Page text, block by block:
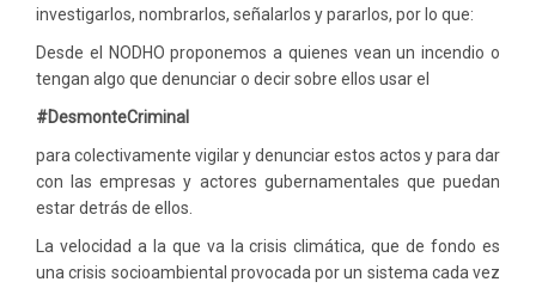
investigarlos, nombrarlos, señalarlos y pararlos, por lo que:
Desde el NODHO proponemos a quienes vean un incendio o
tengan algo que denunciar o decir sobre ellos usar el
#DesmonteCriminal
para colectivamente vigilar y denunciar estos actos y para dar
con las empresas y actores gubernamentales que puedan
estar detrás de ellos.
La velocidad a la que va la crisis climática, que de fondo es
una crisis socioambiental provocada por un sistema cada vez